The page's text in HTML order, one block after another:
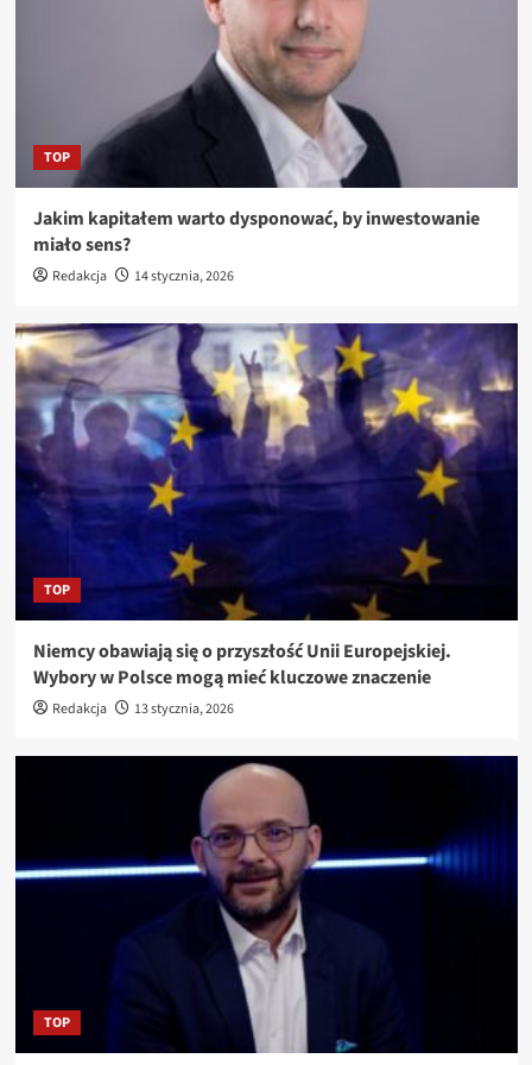
TOP
Jakim kapitałem warto dysponować, by inwestowanie
miało sens?
Redakcja 14 stycznia, 2026
TOP
Niemcy obawiają się o przyszłość Unii Europejskiej.
Wybory w Polsce mogą mieć kluczowe znaczenie
Redakcja 13 stycznia, 2026
TOP